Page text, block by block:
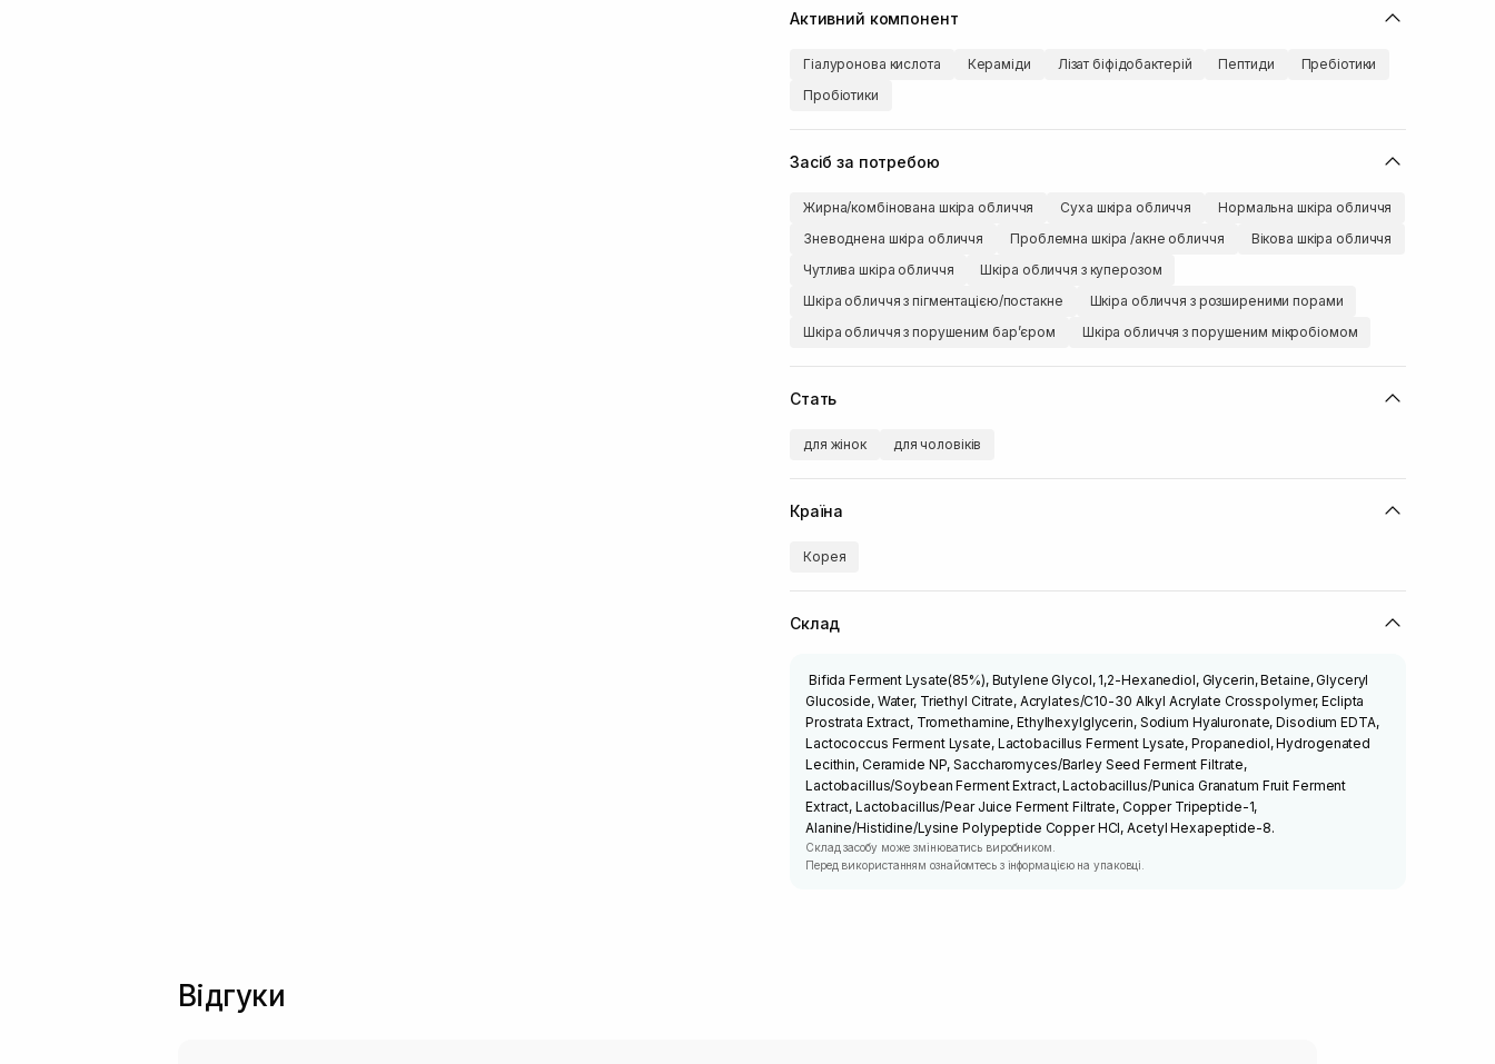
Активний компонент
Гіалуронова кислота Кераміди Лізат біфідобактерій Пептиди
Пребіотики
Пробіотики
Засіб за потребою
Жирна/комбінована шкіра обличчя Суха шкіра обличчя
Нормальна шкіра обличчя
Зневоднена шкіра обличчя
Проблемна шкіра /акне обличчя
Вікова шкіра обличчя
Чутлива шкіра обличчя
Шкіра обличчя з куперозом
Шкіра обличчя з пігментацією/постакне
Шкіра обличчя з розширеними порами
Шкіра обличчя з порушеним барʼєром
Шкіра обличчя з порушеним мікробіомом
Стать
для жінок для чоловіків
Країна
Корея
Склад
Bifida Ferment Lysate(85%), Butylene Glycol, 1,2-Hexanediol, Glycerin, Betaine, Glyceryl
Glucoside, Water, Triethyl Citrate, Acrylates/C10-30 Alkyl Acrylate Crosspolymer, Eclipta
Prostrata Extract, Tromethamine, Ethylhexylglycerin, Sodium Hyaluronate, Disodium EDTA,
Lactococcus Ferment Lysate, Lactobacillus Ferment Lysate, Propanediol, Hydrogenated
Lecithin, Ceramide NP, Saccharomyces/Barley Seed Ferment Filtrate,
Lactobacillus/Soybean Ferment Extract, Lactobacillus/Punica Granatum Fruit Ferment
Extract, Lactobacillus/Pear Juice Ferment Filtrate, Copper Tripeptide-1,
Alanine/Histidine/Lysine Polypeptide Copper HCl, Acetyl Hexapeptide-8.
Склад засобу може змінюватись виробником.
Перед використанням ознайомтесь з інформацією на упаковці.
Відгуки